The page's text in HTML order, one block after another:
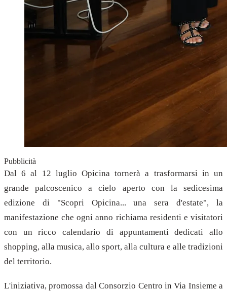
Pubblicità
Dal 6 al 12 luglio Opicina tornerà a trasformarsi in un
grande palcoscenico a cielo aperto con la sedicesima
edizione di "Scopri Opicina... una sera d'estate", la
manifestazione che ogni anno richiama residenti e visitatori
con un ricco calendario di appuntamenti dedicati allo
shopping, alla musica, allo sport, alla cultura e alle tradizioni
del territorio.
L'iniziativa, promossa dal Consorzio Centro in Via Insieme a